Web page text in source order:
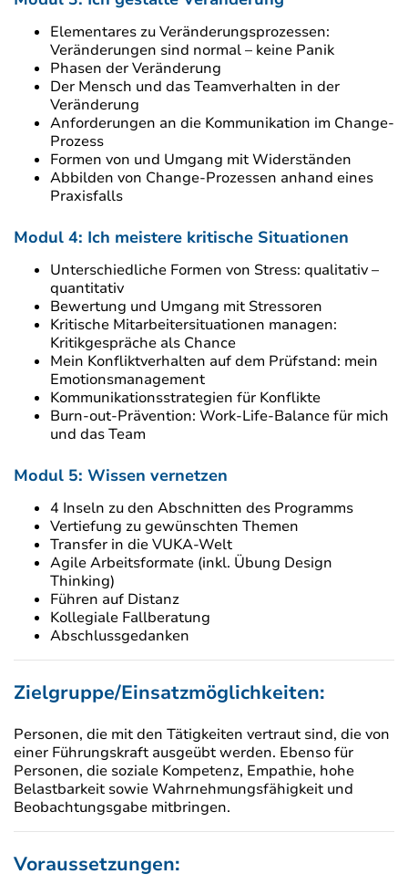
Elementares zu Veränderungsprozessen:
Veränderungen sind normal – keine Panik
Phasen der Veränderung
Der Mensch und das Teamverhalten in der
Veränderung
Anforderungen an die Kommunikation im Change-
Prozess
Formen von und Umgang mit Widerständen
Abbilden von Change-Prozessen anhand eines
Praxisfalls
Modul 4: Ich meistere kritische Situationen
Unterschiedliche Formen von Stress: qualitativ –
quantitativ
Bewertung und Umgang mit Stressoren
Kritische Mitarbeitersituationen managen:
Kritikgespräche als Chance
Mein Konfliktverhalten auf dem Prüfstand: mein
Emotionsmanagement
Kommunikationsstrategien für Konflikte
Burn-out-Prävention: Work-Life-Balance für mich
und das Team
Modul 5: Wissen vernetzen
4 Inseln zu den Abschnitten des Programms
Vertiefung zu gewünschten Themen
Transfer in die VUKA-Welt
Agile Arbeitsformate (inkl. Übung Design
Thinking)
Führen auf Distanz
Kollegiale Fallberatung
Abschlussgedanken
Zielgruppe/Einsatzmöglichkeiten:
Personen, die mit den Tätigkeiten vertraut sind, die von
einer Führungskraft ausgeübt werden. Ebenso für
Personen, die soziale Kompetenz, Empathie, hohe
Belastbarkeit sowie Wahrnehmungsfähigkeit und
Beobachtungsgabe mitbringen.
Voraussetzungen: